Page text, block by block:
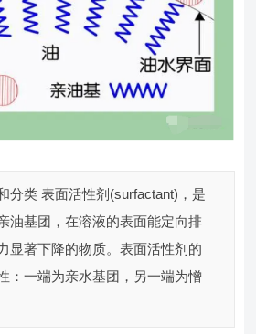
分类 表面活性剂(surfactant)，是
油基团，在溶液的表面能定向排
显著下降的物质。表面活性剂的
：一端为亲水基团，另一端为憎